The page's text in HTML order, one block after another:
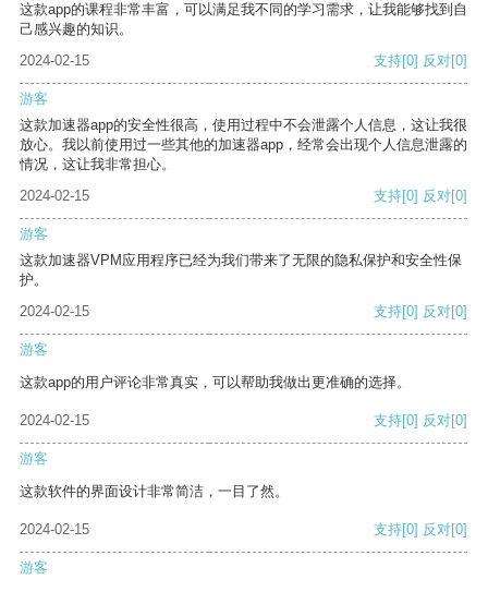
这款app的课程非常丰富，可以满足我不同的学习需求，让我能够找到自
己感兴趣的知识。
2024-02-15
支持[0] 反对[0]
游客
这款加速器app的安全性很高，使用过程中不会泄露个人信息，这让我很
放心。我以前使用过一些其他的加速器app，经常会出现个人信息泄露的
情况，这让我非常担心。
2024-02-15
支持[0] 反对[0]
游客
这款加速器VPM应用程序已经为我们带来了无限的隐私保护和安全性保
护。
2024-02-15
支持[0] 反对[0]
游客
这款app的用户评论非常真实，可以帮助我做出更准确的选择。
2024-02-15 支持[0] 反对[0]
游客
这款软件的界面设计非常简洁，一目了然。
2024-02-15 支持[0] 反对[0]
游客